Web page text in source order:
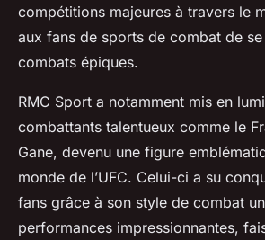
compétitions majeures à travers le
aux fans de sports de combat de
combats épiques.
RMC Sport a notamment mis en
combattants talentueux comme le
Gane, devenu une figure
monde de l’UFC. Celui-ci a su
fans grâce à son style de combat
performances impressionnantes,